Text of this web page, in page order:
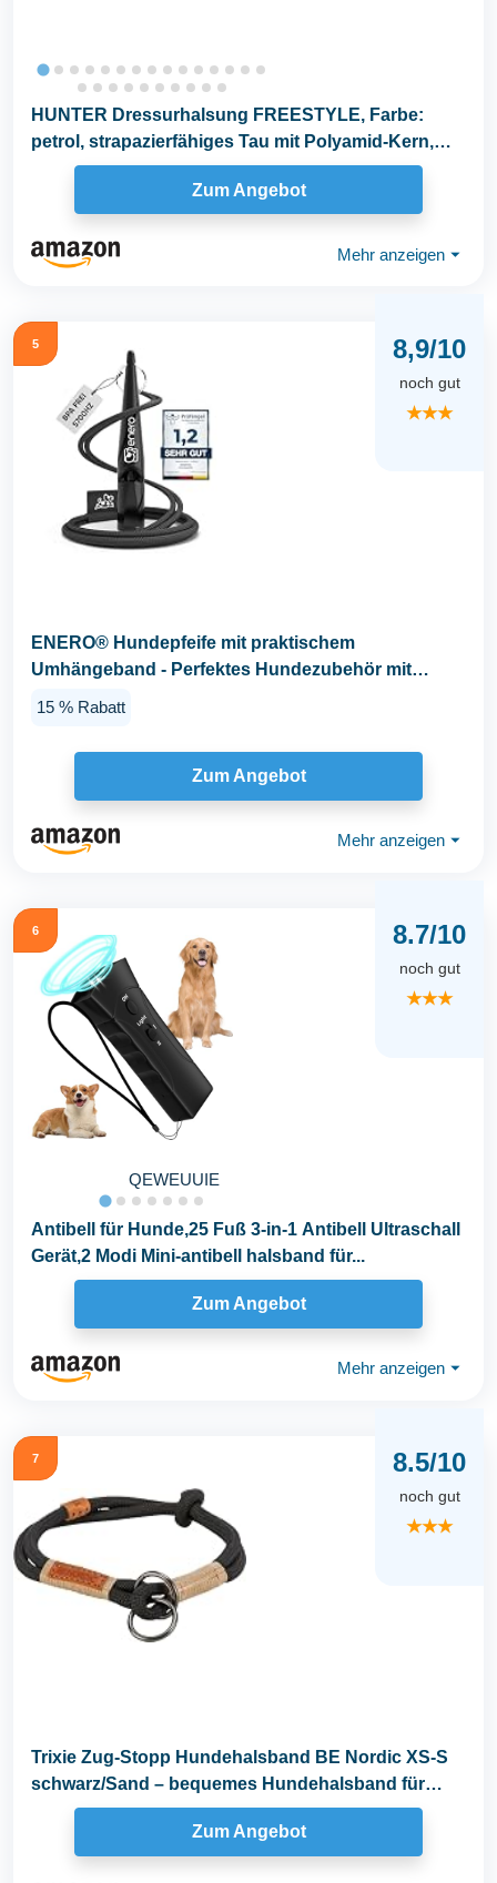
HUNTER Dressurhalsung FREESTYLE, Farbe:
petrol, strapazierfähiges Tau mit Polyamid-Kern,
weich...
Zum Angebot
Mehr anzeigen ⏷
5 8,9/10
noch gut
★★★
ENERO® Hundepfeife mit praktischem
Umhängeband - Perfektes Hundezubehör mit
15 % Rabatt
Zum Angebot
Mehr anzeigen ⏷
6
QEWEUUIE
8.7/10
noch gut
★★★
Antibell für Hunde,25 Fuß 3-in-1 Antibell Ultraschall
Gerät,2 Modi Mini-antibell halsband für...
Zum Angebot
Mehr anzeigen ⏷
7 8.5/10
noch gut
★★★
Trixie Zug-Stopp Hundehalsband BE Nordic XS-S
schwarz/Sand – bequemes Hundehalsband für
sehr...
Zum Angebot